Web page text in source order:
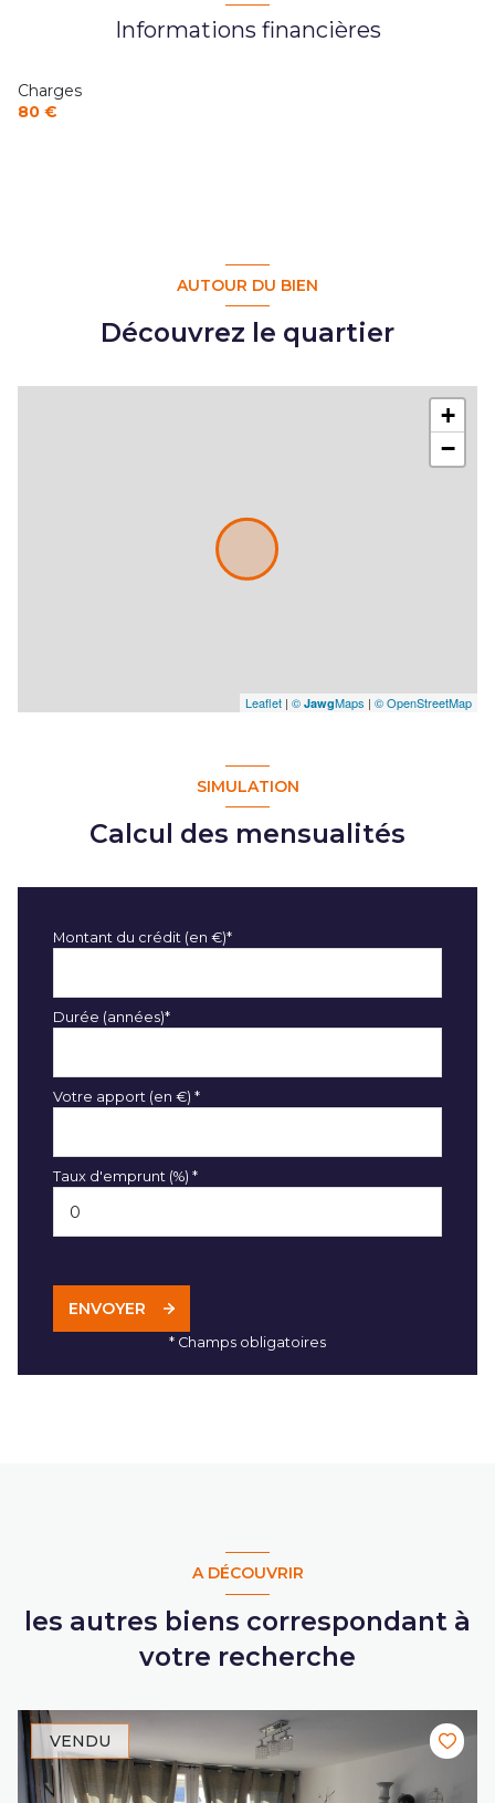
Informations financières
Charges
80 €
AUTOUR DU BIEN
Découvrez le quartier
+
−
Leaflet | © JawgMaps | © OpenStreetMap
SIMULATION
Calcul des mensualités
Montant du crédit (en €)*
Durée (années)*
Votre apport (en €) *
Taux d'emprunt (%) *
ENVOYER
* Champs obligatoires
A DÉCOUVRIR
les autres biens correspondant à
votre recherche
VENDU